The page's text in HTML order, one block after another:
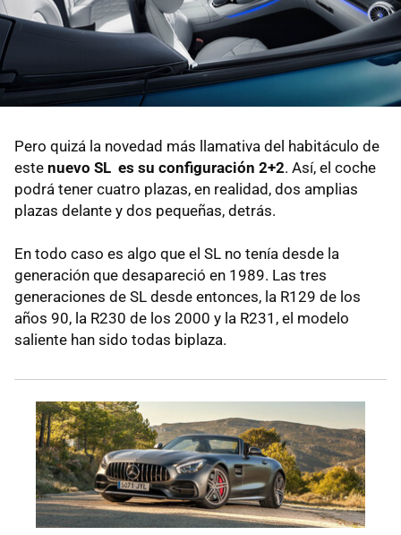
Pero quizá la novedad más llamativa del habitáculo de
este nuevo SL es su configuración 2+2. Así, el coche
podrá tener cuatro plazas, en realidad, dos amplias
plazas delante y dos pequeñas, detrás.
En todo caso es algo que el SL no tenía desde la
generación que desapareció en 1989. Las tres
generaciones de SL desde entonces, la R129 de los
años 90, la R230 de los 2000 y la R231, el modelo
saliente han sido todas biplaza.